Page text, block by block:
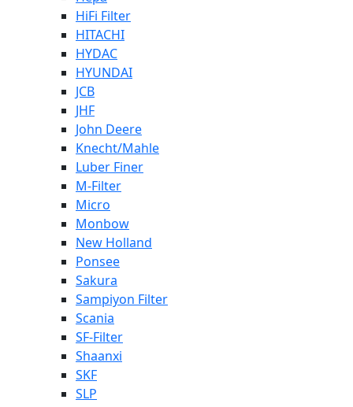
HiFi Filter
HITACHI
HYDAC
HYUNDAI
JCB
JHF
John Deere
Knecht/Mahle
Luber Finer
M-Filter
Micro
Monbow
New Holland
Ponsee
Sakura
Sampiyon Filter
Scania
SF-Filter
Shaanxi
SKF
SLP